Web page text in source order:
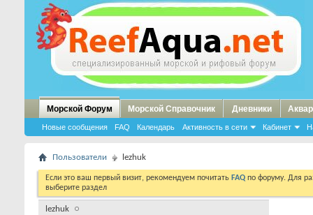
Морской Форум
Новые сообщения FAQ Календарь Активность в сети Кабинет
Морской Справочник Дневники
Пользователи lezhuk
Если это ваш первый визит, рекомендуем почитать FAQ по форуму. Для
выберите раздел
lezhuk